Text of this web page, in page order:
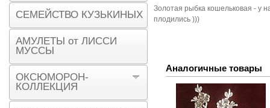
Золотая рыбка кошельковая - у
плодились )))
Аналогичные товары
СЕМЕЙСТВО КУЗЬКИНЫХ
АМУЛЕТЫ от ЛИССИ
МУССЫ
ОКСЮМОРОН-
КОЛЛЕКЦИЯ